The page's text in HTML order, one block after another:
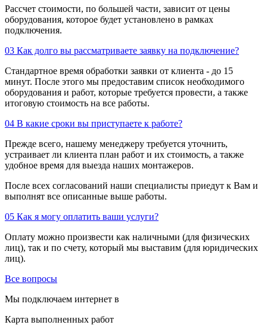
Рассчет стоимости, по большей части, зависит от цены
оборудования, которое будет установлено в рамках
подключения.
03 Как долго вы рассматриваете заявку на подключение?
Стандартное время обработки заявки от клиента - до 15
минут. После этого мы предоставим список необходимого
оборудования и работ, которые требуется провести, а также
итоговую стоимость на все работы.
04 В какие сроки вы приступаете к работе?
Прежде всего, нашему менеджеру требуется уточнить,
устраивает ли клиента план работ и их стоимость, а также
удобное время для выезда наших монтажеров.
После всех согласований наши специалисты приедут к Вам и
выполнят все описанные выше работы.
05 Как я могу оплатить ваши услуги?
Оплату можно произвести как наличными (для физических
лиц), так и по счету, который мы выставим (для юридических
лиц).
Все вопросы
Мы подключаем интернет в
Карта выполненных работ